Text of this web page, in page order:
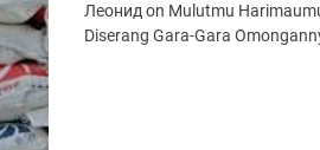
Леонид on Mulutmu
Diserang Gara-Gara